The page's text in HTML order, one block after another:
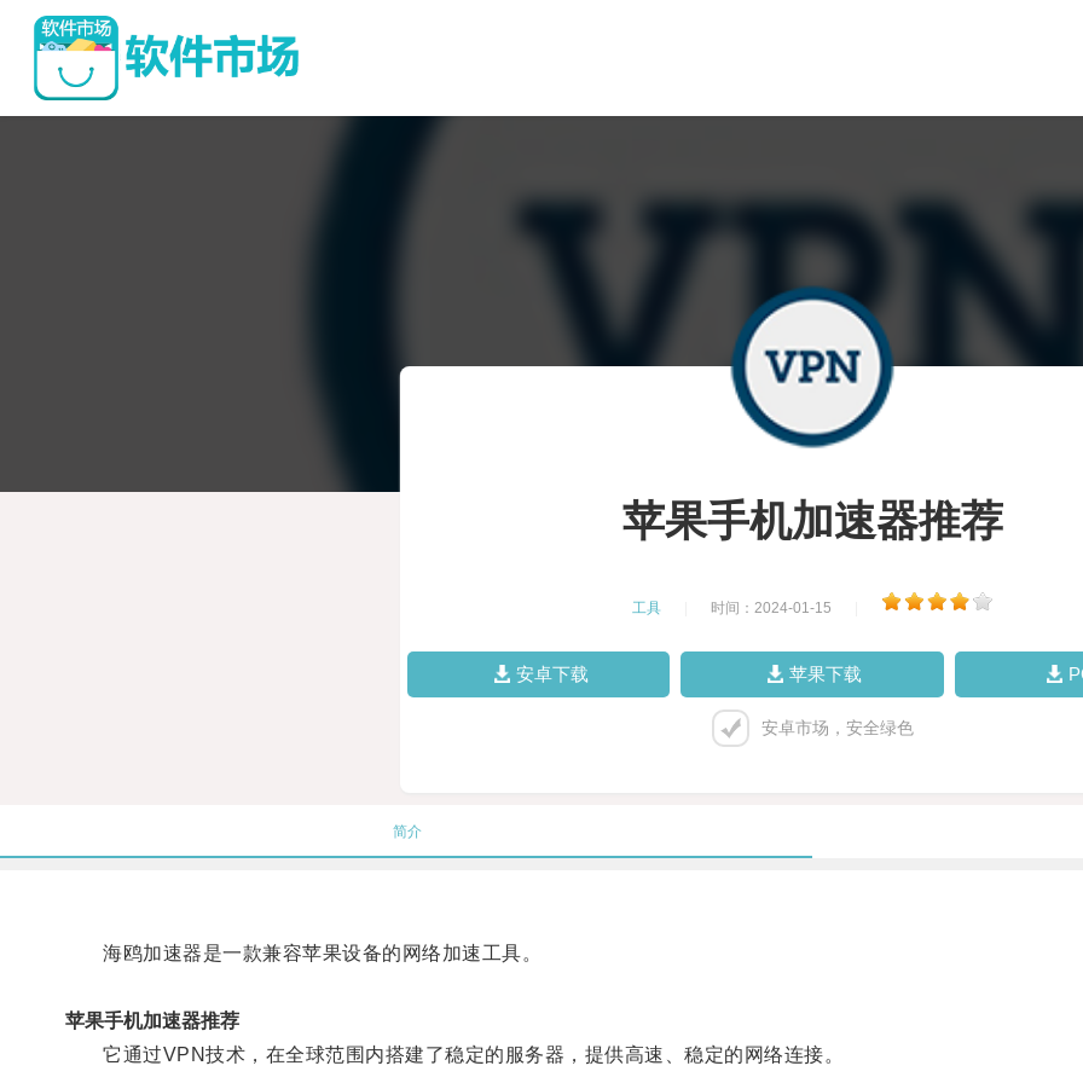
苹果手机加速器推荐
工具 时间：2024-01-15
安卓下载 苹果下载
安卓市场，安全绿色
简介
海鸥加速器是一款兼容苹果设备的网络加速工具。
苹果手机加速器推荐
它通过VPN技术，在全球范围内搭建了稳定的服务器，提供高速、稳定的网络连接。